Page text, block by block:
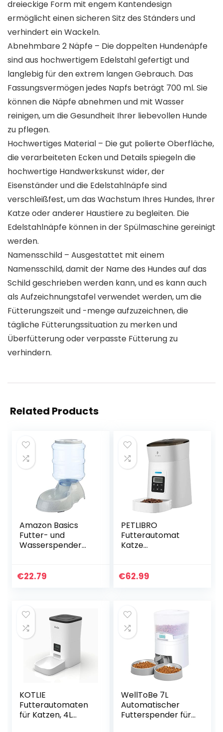
dreieckige Form mit engem Kantendesign
ermöglicht einen sicheren Sitz des Ständers und
verhindert ein Wackeln.
Abnehmbare 2 Näpfe – Die doppelten Hundenäpfe
sind aus hochwertigem Edelstahl gefertigt und
langlebig für den extrem langen Gebrauch. Das
Fassungsvermögen jedes Napfs beträgt 700 ml. Sie
können die Näpfe abnehmen und mit Wasser
reinigen, um die Gesundheit Ihrer liebevollen Hunde
zu pflegen.
Hochwertiges Material – Die gut polierte Oberfläche,
die verarbeiteten Ecken und Details spiegeln die
hochwertige Handwerkskunst wider, der
Eisenständer und die Edelstahlnäpfe sind
verschleißfest, um das Wachstum Ihres Hundes, Ihrer
Katze oder anderer Haustiere zu begleiten. Die
Edelstahlnäpfe können in der Spülmaschine gereinigt
werden.
Namensschild – Ausgestattet mit einem
Namensschild, damit der Name des Hundes auf das
Schild geschrieben werden kann, und es kann auch
als Aufzeichnungstafel verwendet werden, um die
Fütterungszeit und -menge aufzuzeichnen, die
tägliche Fütterungssituation zu merken und
Überfütterung oder verpasste Fütterung zu
verhindern.
Related Products
Amazon Basics
Futter- und
Wasserspender
Größe S,
€22.79
PETLIBRO
Futterautomat
Katze
Automat (Weiss)
€62.99
KOTLIE
Futterautomaten
für Katzen, 4L
WellToBe 7L
Automatischer
Futterspender für